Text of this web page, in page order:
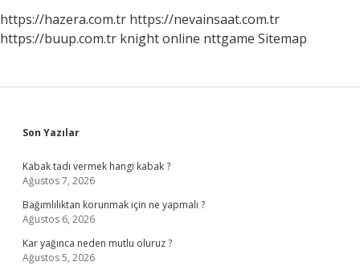
https://hazera.com.tr https://nevainsaat.com.tr
https://buup.com.tr knight online nttgame Sitemap
Sidebar
Son Yazılar
Kabak tadı vermek hangi kabak ?
Ağustos 7, 2026
Bağımlılıktan korunmak için ne yapmalı ?
Ağustos 6, 2026
Kar yağınca neden mutlu oluruz ?
Ağustos 5, 2026